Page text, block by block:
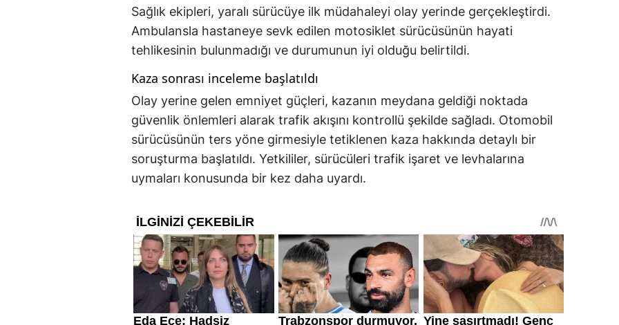
Sağlık ekipleri, yaralı sürücüye ilk müdahaleyi olay yerinde gerçekleştirdi.
Ambulansla hastaneye sevk edilen motosiklet sürücüsünün hayati
tehlikesinin bulunmadığı ve durumunun iyi olduğu belirtildi.
Kaza sonrası inceleme başlatıldı
Olay yerine gelen emniyet güçleri, kazanın meydana geldiği noktada
güvenlik önlemleri alarak trafik akışını kontrollü şekilde sağladı. Otomobil
sürücüsünün ters yöne girmesiyle tetiklenen kaza hakkında detaylı bir
soruşturma başlatıldı. Yetkililer, sürücüleri trafik işaret ve levhalarına
uymaları konusunda bir kez daha uyardı.